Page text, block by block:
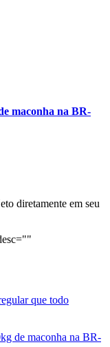
maconha na BR-
diretamente em seu
que todo
de maconha na BR-